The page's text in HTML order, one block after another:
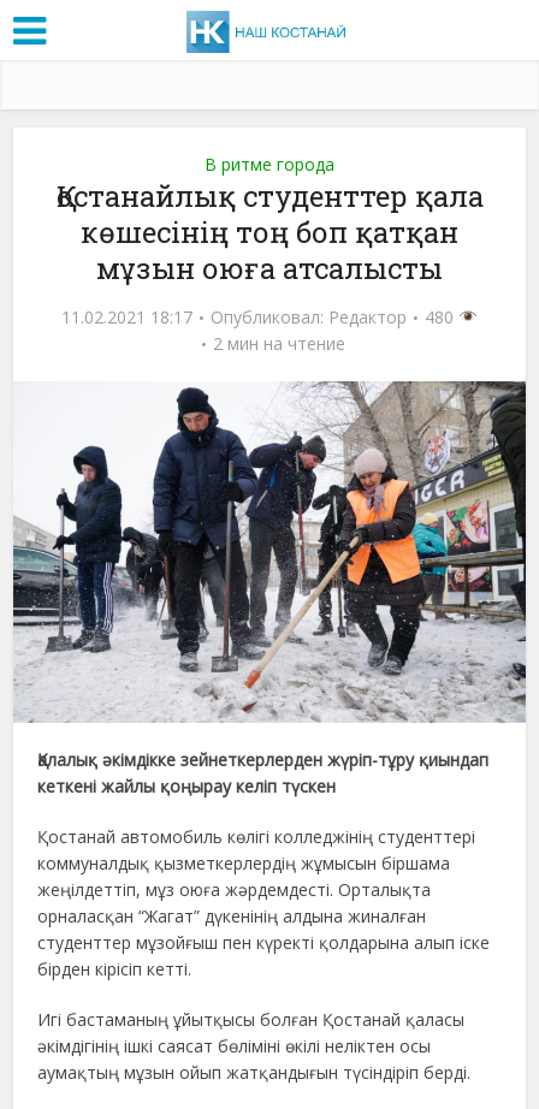
В ритме города
Қостанайлық студенттер қала
көшесінің тоң боп қатқан
мұзын оюға атсалысты
11.02.2021 18:17 Опубликовал: Редактор
480
2 мин на чтение
Қалалық әкімдікке зейнеткерлерден жүріп-тұру қиындап
кеткені жайлы қоңырау келіп түскен
Қостанай автомобиль көлігі колледжінің студенттері
коммуналдық қызметкерлердің жұмысын біршама
жеңілдеттіп, мұз оюға жәрдемдесті. Орталықта
орналасқан “Жагат” дүкенінің алдына жиналған
студенттер мұзойғыш пен күректі қолдарына алып іске
бірден кірісіп кетті.
Игі бастаманың ұйытқысы болған Қостанай қаласы
әкімдігінің ішкі саясат бөліміні өкілі неліктен осы
аумақтың мұзын ойып жатқандығын түсіндіріп берді.